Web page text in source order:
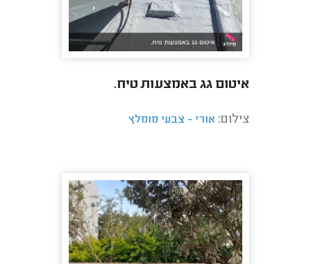
איטום גג באמצעות טיח.
צילום: אורי - צבעי מומלץ